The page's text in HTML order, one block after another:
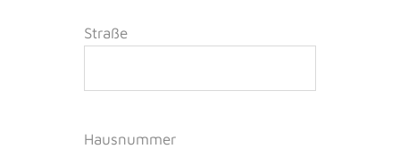
Straße
Hausnummer